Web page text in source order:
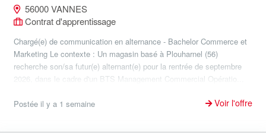
56000 VANNES
Contrat d'apprentissage
Chargé(e) de communication en alternance - Bachelor Commerce et
Marketing Le contexte : Un magasin basé à Plouharnel (56)
recherche son/sa futur(e) alternant(e) pour la rentrée de septembre
2026, dans le cadre d'un BTS Management Commercial Opératio...
Postée il y a 1 semaine Voir l'offre